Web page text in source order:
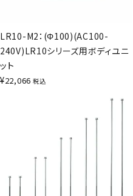
LR10-M2：(Φ100)(AC100-
240V)LR10シリーズ用ボディユニ
ット
¥22,066 税込